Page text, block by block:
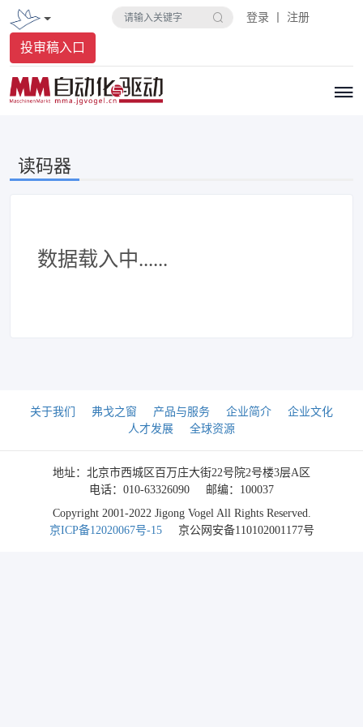
登录 丨 注册
投审稿入口
读码器
数据载入中......
关于我们 弗戈之窗 产品与服务 企业简介
企业文化
人才发展
全球资源
地址：北京市西城区百万庄大街22号院2号楼3层A区
电话：010-63326090
邮编：100037
Copyright 2001-2022 Jigong Vogel All Rights Reserved.
京ICP备12020067号-15
京公网安备110102001177号